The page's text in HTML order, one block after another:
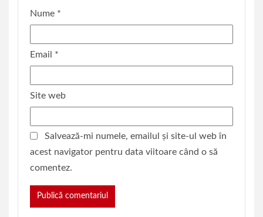
Nume *
Email *
Site web
Salvează-mi numele, emailul și site-ul web în
acest navigator pentru data viitoare când o să
comentez.